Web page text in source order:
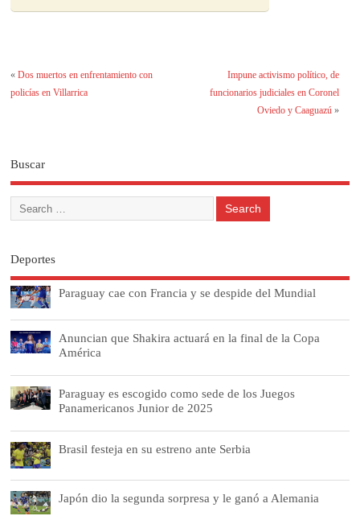
«Dos muertos en enfrentamiento con
policías en Villarrica
Impune activismo político, de
funcionarios judiciales en Coronel
Oviedo y Caaguazú»
Buscar
Deportes
Paraguay cae con Francia y se despide del Mundial
Anuncian que Shakira actuará en la final de la Copa
América
Paraguay es escogido como sede de los Juegos
Panamericanos Junior de 2025
Brasil festeja en su estreno ante Serbia
Japón dio la segunda sorpresa y le ganó a Alemania